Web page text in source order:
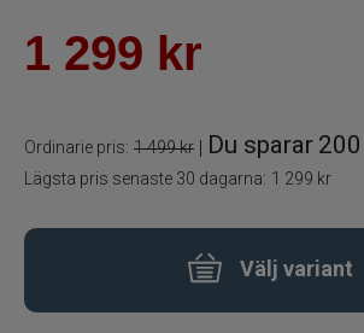
Småplock
Tillbehör
Vinterfiske
1 299 kr
Ordinarie pris: 1 499 kr | Du sparar
Lägsta pris senaste 30 dagarna: 1 299 kr
Välj variant